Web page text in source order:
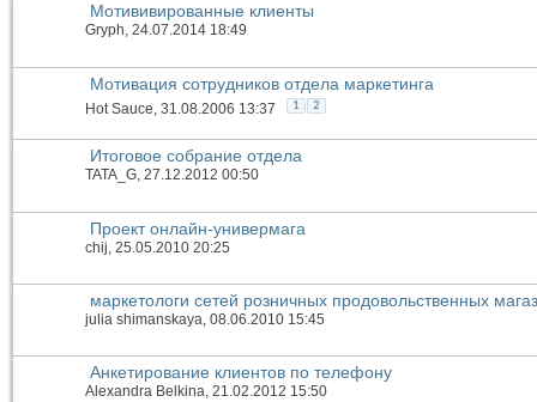
Мотививированные клиенты
Gryph, 24.07.2014 18:49
Мотивация сотрудников отдела маркетинга
Hot Sauce , 31.08.2006 13:37 1 2
Итоговое собрание отдела
TATA_G, 27.12.2012 00:50
Проект онлайн-универмага
chij , 25.05.2010 20:25
маркетологи сетей розничных продовольственных
julia shimanskaya, 08.06.2010 15:45
Анкетирование клиентов по телефону
Alexandra Belkina, 21.02.2012 15:50